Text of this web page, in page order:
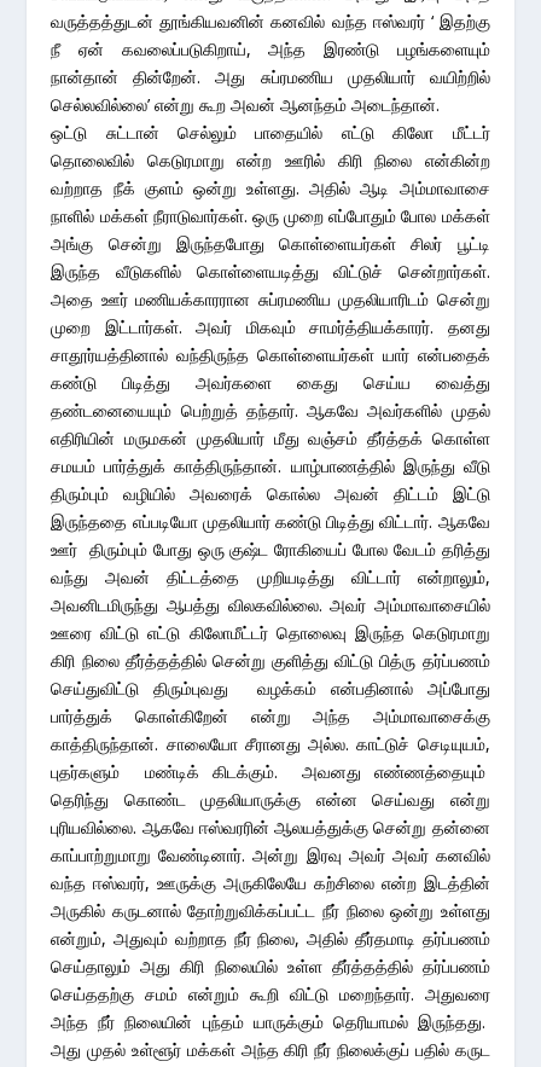
வருத்தத்துடன் தூங்கியவனின் கனவில் வந்த ஈஸ்வரர் ‘ இதற்கு
நீ ஏன் கவலைப்படுகிறாய், அந்த இரண்டு பழங்களையும்
நான்தான் தின்றேன். அது சுப்ரமணிய முதலியார் வயிற்றில்
செல்லவில்லை’ என்று கூற அவன் ஆனந்தம் அடைந்தான்.
ஒட்டு சுட்டான் செல்லும் பாதையில் எட்டு கிலோ மீட்டர்
தொலைவில் கெடுரமாறு என்ற ஊரில் கிரி நிலை என்கின்ற
வற்றாத நீக் குளம் ஒன்று உள்ளது. அதில் ஆடி அம்மாவாசை
நாளில் மக்கள் நீராடுவார்கள். ஒரு முறை எப்போதும் போல மக்கள்
அங்கு சென்று இருந்தபோது கொள்ளையர்கள் சிலர் பூட்டி
இருந்த வீடுகளில் கொள்ளையடித்து விட்டுச் சென்றார்கள்.
அதை ஊர் மணியக்காரரான சுப்ரமணிய முதலியாரிடம் சென்று
முறை இட்டார்கள். அவர் மிகவும் சாமர்த்தியக்காரர். தனது
சாதூர்யத்தினால் வந்திருந்த கொள்ளையர்கள் யார் என்பதைக்
கண்டு பிடித்து அவர்களை கைது செய்ய வைத்து
தண்டனையையும் பெற்றுத் தந்தார். ஆகவே அவர்களில் முதல்
எதிரியின் மருமகன் முதலியார் மீது வஞ்சம் தீர்த்தக் கொள்ள
சமயம் பார்த்துக் காத்திருந்தான். யாழ்பாணத்தில் இருந்து வீடு
திரும்பும் வழியில் அவரைக் கொல்ல அவன் திட்டம் இட்டு
இருந்ததை எப்படியோ முதலியார் கண்டு பிடித்து விட்டார். ஆகவே
ஊர் திரும்பும் போது ஒரு குஷ்ட ரோகியைப் போல வேடம் தரித்து
வந்து அவன் திட்டத்தை முறியடித்து விட்டார் என்றாலும்,
அவனிடமிருந்து ஆபத்து விலகவில்லை. அவர் அம்மாவாசையில்
ஊரை விட்டு எட்டு கிலோமீட்டர் தொலைவு இருந்த கெடுரமாறு
கிரி நிலை தீர்த்தத்தில் சென்று குளித்து விட்டு பித்ரு தர்ப்பணம்
செய்துவிட்டு திரும்புவது வழக்கம் என்பதினால் அப்போது
பார்த்துக் கொள்கிறேன் என்று அந்த அம்மாவாசைக்கு
காத்திருந்தான். சாலையோ சீரானது அல்ல. காட்டுச் செடியுயம்,
புதர்களும் மண்டிக் கிடக்கும். அவனது எண்ணத்தையும்
தெரிந்து கொண்ட முதலியாருக்கு என்ன செய்வது என்று
புரியவில்லை. ஆகவே ஈஸ்வரரின் ஆலயத்துக்கு சென்று தன்னை
காப்பாற்றுமாறு வேண்டினார். அன்று இரவு அவர் அவர் கனவில்
வந்த ஈஸ்வரர், ஊருக்கு அருகிலேயே கற்சிலை என்ற இடத்தின்
அருகில் கருடனால் தோற்றுவிக்கப்பட்ட நீர் நிலை ஒன்று உள்ளது
என்றும், அதுவும் வற்றாத நீர் நிலை, அதில் தீர்தமாடி தர்ப்பணம்
செய்தாலும் அது கிரி நிலையில் உள்ள தீர்த்தத்தில் தர்ப்பணம்
செய்ததற்கு சமம் என்றும் கூறி விட்டு மறைந்தார். அதுவரை
அந்த நீர் நிலையின் புந்தம் யாருக்கும் தெரியாமல் இருந்தது.
அது முதல் உள்ளூர் மக்கள் அந்த கிரி நீர் நிலைக்குப் பதில் கருட